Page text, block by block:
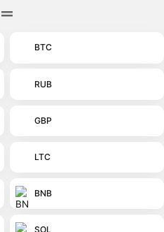
BTC
RUB
GBP
LTC
BNB
SOL